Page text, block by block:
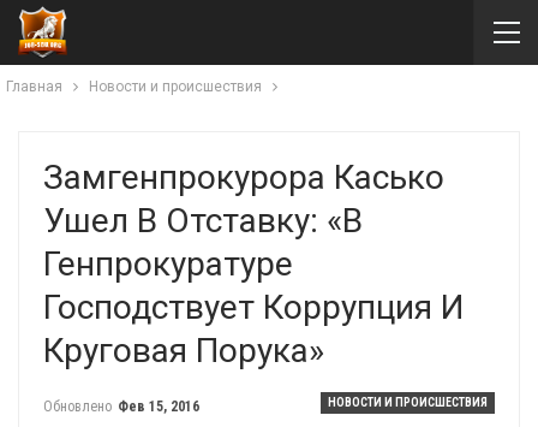
Главная Новости и происшествия
Замгенпрокурора Касько
Ушел В Отставку: «В
Генпрокуратуре
Господствует Коррупция И
Круговая Порука»
НОВОСТИ И ПРОИСШЕСТВИЯ
Обновлено Фев 15, 2016